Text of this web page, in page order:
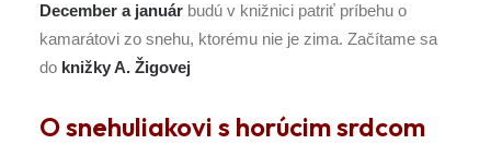
December a január budú v knižnici patriť príbehu o
kamarátovi zo snehu, ktorému nie je zima. Začítame sa
do knižky A. Žigovej
O snehuliakovi s horúcim srdcom